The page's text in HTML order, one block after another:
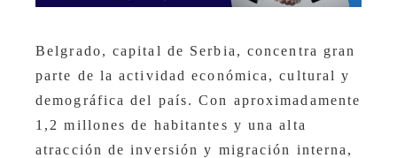
Belgrado, capital de Serbia, concentra gran
parte de la actividad económica, cultural y
demográfica del país. Con aproximadamente
1,2 millones de habitantes y una alta
atracción de inversión y migración interna,